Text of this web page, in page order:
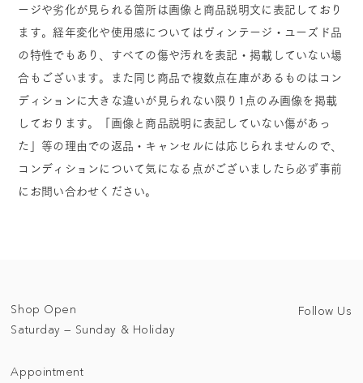
ージや劣化が見られる箇所は画像と商品説明文に表記しており
ます。経年変化や使用感についてはヴィンテージ・ユーズド品
の特性でもあり、すべての傷や汚れを表記・掲載していない場
合もございます。また同じ商品で複数点在庫があるものはコン
ディションに大きな違いが見られない限り1点のみ画像を掲載
しております。「画像と商品説明に表記していない傷があっ
た」等の理由での返品・キャンセルには応じられませんので、
コンディションについて気になる点がございましたら必ず事前
にお問い合わせください。
Shop Open
Saturday — Sunday & Holiday
Appointment
Follow Us